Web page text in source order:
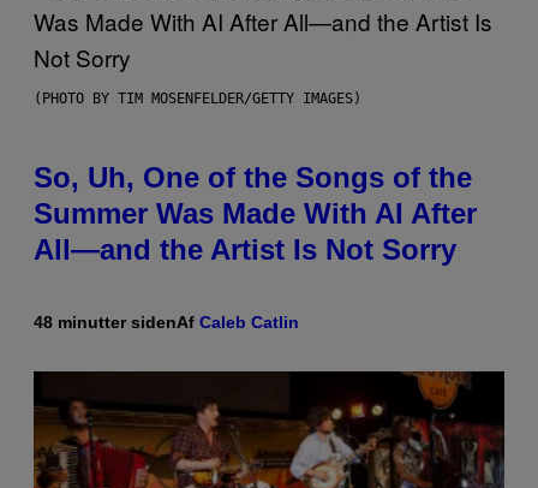
(PHOTO BY TIM MOSENFELDER/GETTY IMAGES)
So, Uh, One of the Songs of the
Summer Was Made With AI After
All—and the Artist Is Not Sorry
48 minutter sidenAf Caleb Catlin